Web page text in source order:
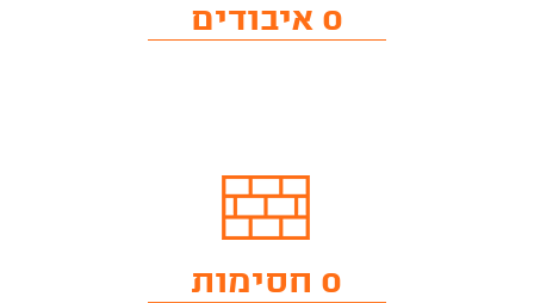
0 איבודים
0 חסימות